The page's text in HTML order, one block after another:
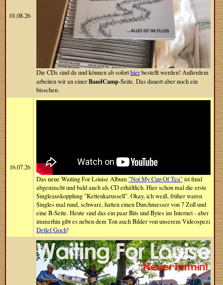
01.08.26
Die CDs sind da und können ab soforthierbestellt werden! Außerdem
arbeiten wir an einerBandCamp-Seite. Das dauert aber noch ein
bisschen.
16.07.26
Das neue Waiting For Louise Album "Not My Cup Of Tea" ist final
abgemischt und bald auch als CD erhältlich. Hier schon mal die erste
Singleauskopplung "Kettenkarussell". Okay, ich weiß, früher waren
Singles mal rund, schwarz, hatten einen Durchmesser von 7 Zoll und
eine B-Seite. Heute sind das ein paar Bits und Bytes im Internet - aber
immerhin gibt es neben dem Ton auch Bilder von unserem Videospezi
Detlef Goch!